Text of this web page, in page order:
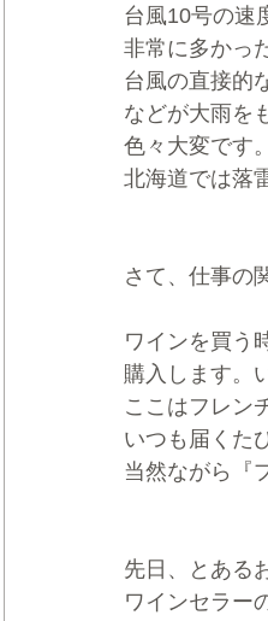
台風10号の速
非常に多かっ
台風の直接的
などが大雨を
色々大変です
北海道では落
さて、仕事の
ワインを買う
購入します。
ここはフレン
いつも届くた
当然ながら『
先日、とある
ワインセラー